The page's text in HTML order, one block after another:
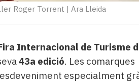
Roger Torrent | Ara Lleida
Internacional de Turisme
43a edició. Les comarques
especialment